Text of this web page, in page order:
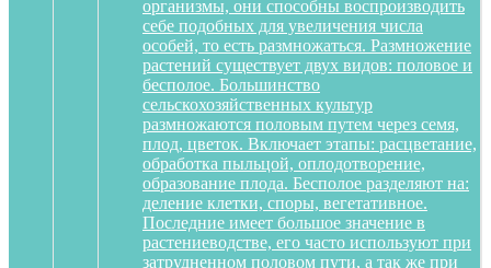
организмы, они способны воспроизводить
себе подобных для увеличения числа
особей, то есть размножаться. Размножение
растений существует двух видов: половое и
бесполое. Большинство
сельскохозяйственных культур
размножаются половым путем через семя,
плод, цветок. Включает этапы: расцветание,
обработка пыльцой, оплодотворение,
образование плода. Бесполое разделяют на:
деление клетки, споры, вегетативное.
Последние имеет большое значение в
растениеводстве, его часто используют при
затрудненном половом пути, а так же при